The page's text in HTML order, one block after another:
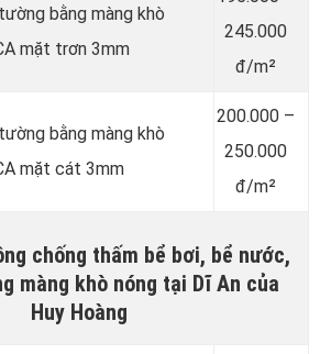
bằng màng khò
mặt trơn 3mm
245.000
đ/m²
bằng màng khò
mặt cát 3mm
200.000 –
250.000
đ/m²
chống thấm bể bơi, bể nước,
màng khò nóng tại Dĩ An của
Huy Hoàng